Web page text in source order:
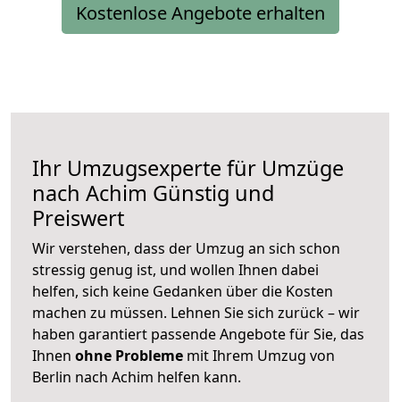
Kostenlose Angebote erhalten
Ihr Umzugsexperte für Umzüge
nach Achim Günstig und
Preiswert
Wir verstehen, dass der Umzug an sich schon
stressig genug ist, und wollen Ihnen dabei
helfen, sich keine Gedanken über die Kosten
machen zu müssen. Lehnen Sie sich zurück – wir
haben garantiert passende Angebote für Sie, das
Ihnen ohne Probleme mit Ihrem Umzug von
Berlin nach Achim helfen kann.